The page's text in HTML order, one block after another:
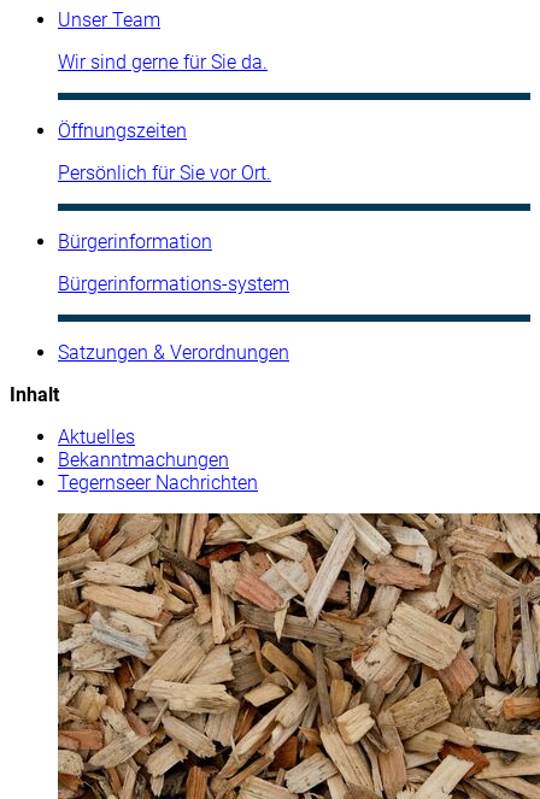
Unser Team
Wir sind gerne für Sie da.
Öffnungszeiten
Persönlich für Sie vor Ort.
Bürgerinformation
Bürgerinformations-system
Satzungen & Verordnungen
Inhalt
Aktuelles
Bekanntmachungen
Tegernseer Nachrichten